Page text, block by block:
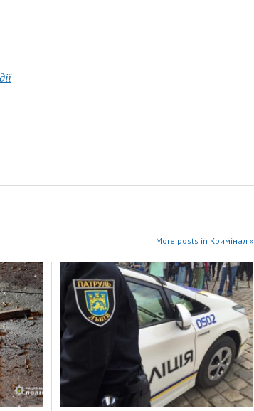
More posts in Кримінал »